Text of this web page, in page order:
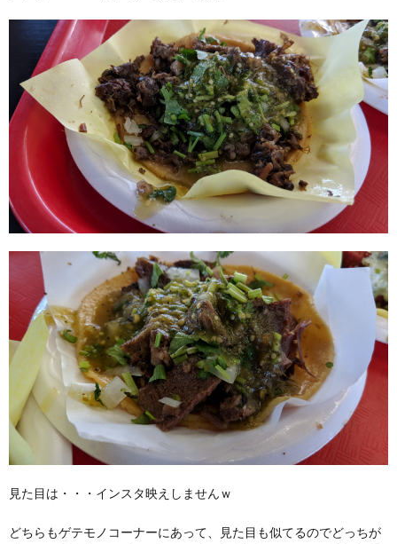
見た目は・・・インスタ映えしませんｗ
どちらもゲテモノコーナーにあって、見た目も似てるのでどっちが